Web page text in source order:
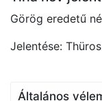
Görög eredetű
Jelentése:
Általános